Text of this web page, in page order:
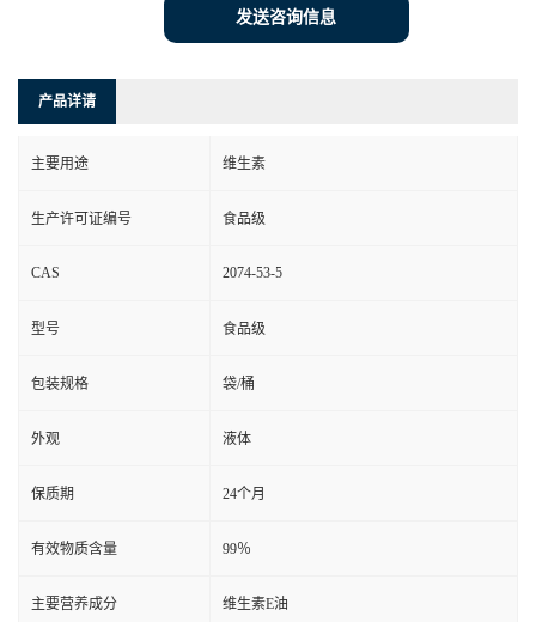
发送咨询信息
产品详请
主要用途 维生素
生产许可证编号 食品级
CAS 2074-53-5
型号 食品级
包装规格 袋/桶
外观 液体
保质期 24个月
有效物质含量 99％
主要营养成分 维生素E油